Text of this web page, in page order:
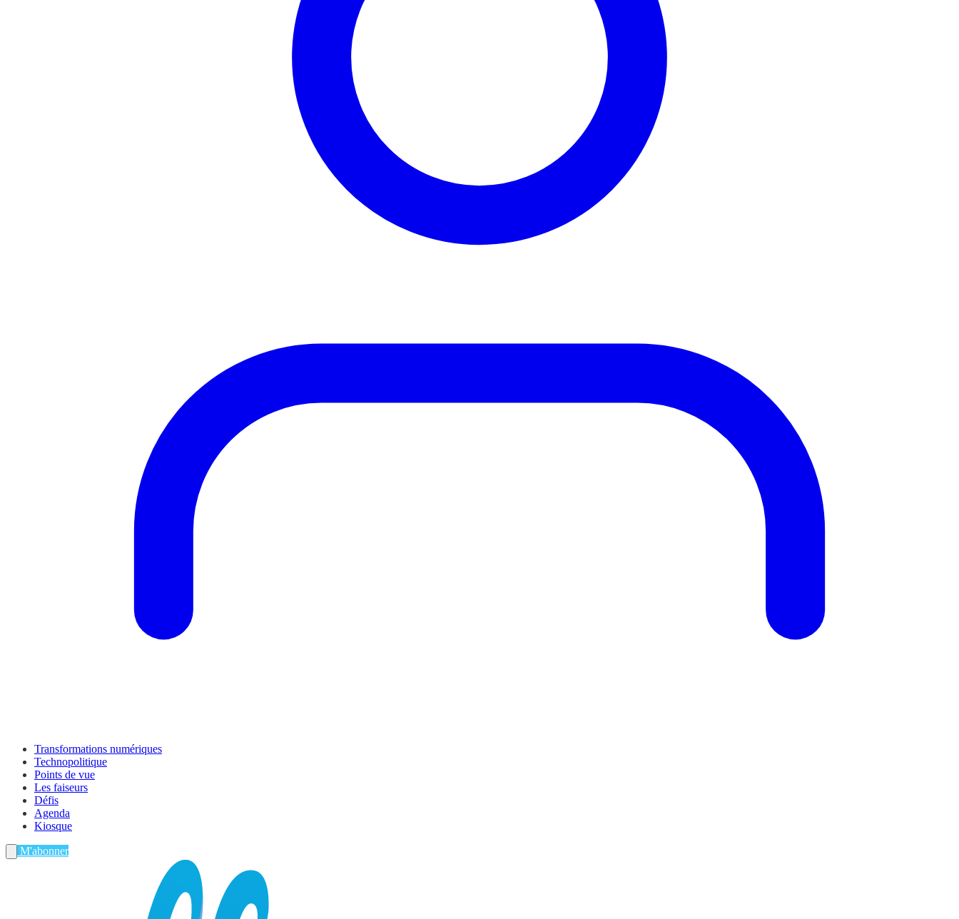
Transformations numériques
Technopolitique
Points de vue
Les faiseurs
Défis
Agenda
Kiosque
M'abonner